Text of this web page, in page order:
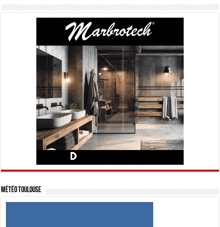
Météo Toulouse